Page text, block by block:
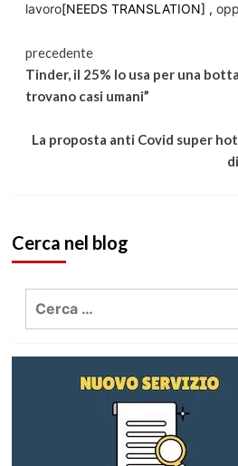
lavoro[NEEDS TRANSLATION] ,
Continua
a
leggere
precedente
Tinder, il 25% lo usa per una botta
trovano casi umani”
La proposta anti Covid super
Cerca nel blog
Ricerca